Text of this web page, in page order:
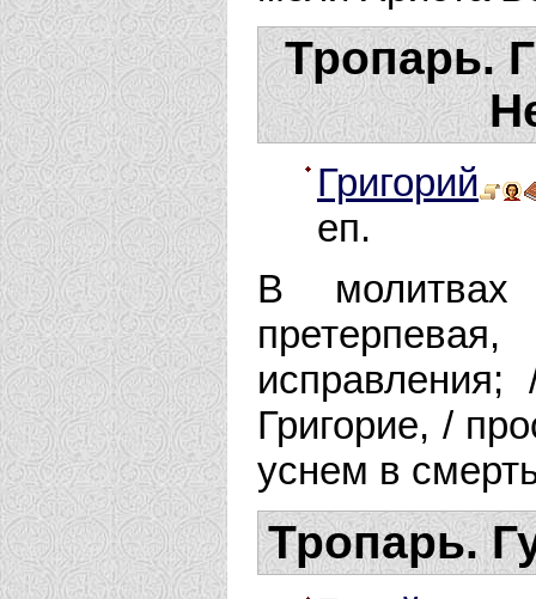
Тропарь.
Григорий
еп.
В молитвах
Григорие, /
уснем в
Тропарь.